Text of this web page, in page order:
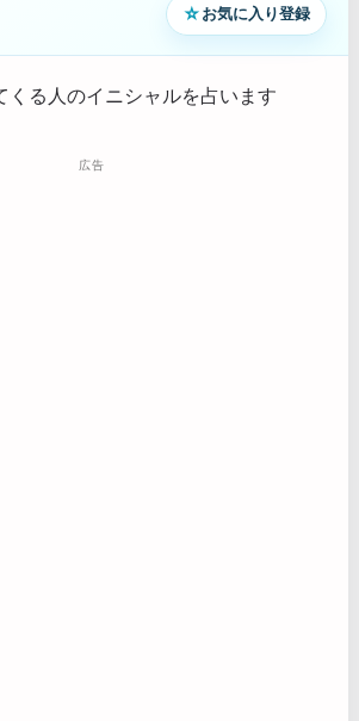
☆お気に入り登録
くる人のイニシャルを占います
広告